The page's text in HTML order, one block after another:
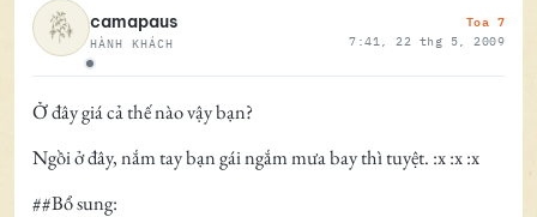
Ngoại tuyến
camapaus
HÀNH KHÁCH
Toa 7
7:41, 22 thg 5, 2009
Ở đây giá cả thế nào vậy bạn?
Ngồi ở đây, nắm tay bạn gái ngắm mưa bay thì tuyệt. :x :x :x
##Bổ sung: